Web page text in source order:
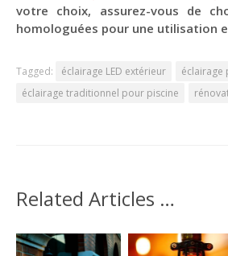
votre choix, assurez-vous de
homologuées pour une utilisation
Tagged: éclairage LED extérieur
éclairage
éclairage traditionnel pour piscine
Related Articles …